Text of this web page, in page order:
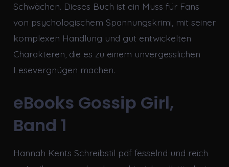
Schwächen. Dieses Buch ist ein Muss für Fans
von psychologischem Spannungskrimi, mit seiner
komplexen Handlung und gut entwickelten
Charakteren, die es zu einem unvergesslichen
Lesevergnügen machen.
eBooks Gossip Girl,
Band 1
Hannah Kents Schreibstil pdf fesselnd und reich